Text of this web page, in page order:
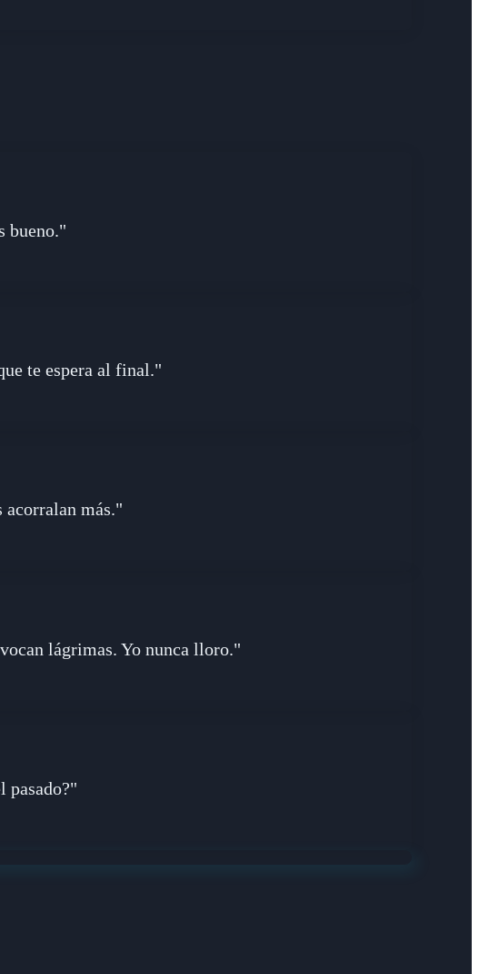
bueno."
te espera al final."
acorralan más."
lágrimas. Yo nunca lloro."
pasado?"